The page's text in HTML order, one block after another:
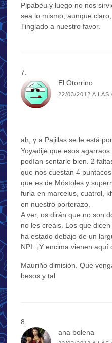
Pipabéu y luego no nos
sea lo mismo, aunque
Tinglado a nuestro favor.
El Otorrino
22/03/2012 A LAS
ah, y a Pajillas se le está
Yoyadije que esos
podían sentarle bien. 2
que nos cuestan 4
que es de Móstoles y
furia en marcelus, cuatrol,
en nuestro porterazo.
A ver, os dirán que no son
no les creáis. Los que
ha estado debajo de un
NPI. ¡Y encima vienen
Mauriño dimisión. Que
besos y tal
ana bolena